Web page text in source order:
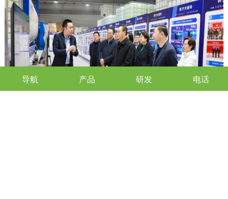
导航 产品 研发 电话